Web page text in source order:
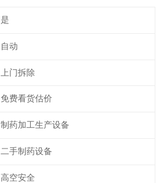
是
自动
上门拆除
免费看货估价
制药加工生产设备
二手制药设备
高空安全